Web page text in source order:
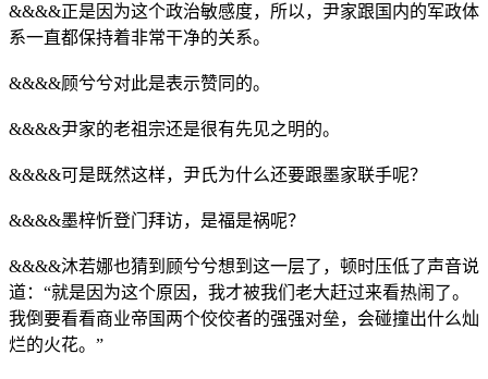
&&&&正是因为这个政治敏感度，所以，尹家跟国内的军政体
系一直都保持着非常干净的关系。
&&&&顾兮兮对此是表示赞同的。
&&&&尹家的老祖宗还是很有先见之明的。
&&&&可是既然这样，尹氏为什么还要跟墨家联手呢？
&&&&墨梓忻登门拜访，是福是祸呢？
&&&&沐若娜也猜到顾兮兮想到这一层了，顿时压低了声音说
道：“就是因为这个原因，我才被我们老大赶过来看热闹了。
我倒要看看商业帝国两个佼佼者的强强对垒，会碰撞出什么灿
烂的火花。”